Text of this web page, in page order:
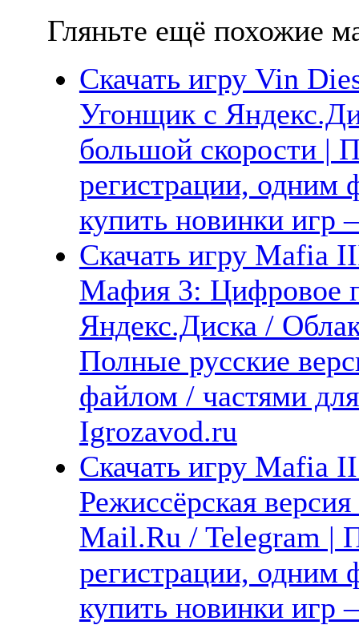
Гляньте ещё похожие
Скачать игру Vin
Угонщик с
большой скорости |
регистрации, одним
купить новинки
Скачать игру Mafia
Мафия 3: Цифровое
Яндекс.Диска /
Полные русские
файлом / частями
Igrozavod.ru
Скачать игру Mafia
Режиссёрская
Mail.Ru / Telegram |
регистрации, одним
купить новинки